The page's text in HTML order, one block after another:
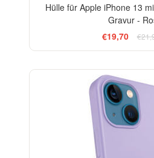
Hülle für Apple iPhone 13
Gravur -
€19,70